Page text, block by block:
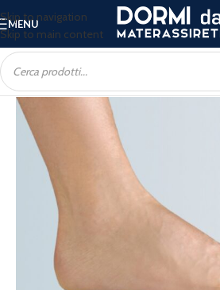
Skip to navigation
Skip to main content
MENU